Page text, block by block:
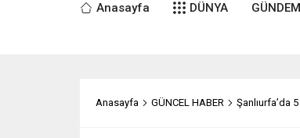
Anasayfa DÜNYA GÜNDEM
Anasayfa GÜNCEL HABER Şanlıurfa’da